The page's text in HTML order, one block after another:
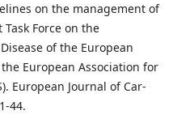
on the management of
Force on the
of the European
European Association for
European Journal of Car-
44.